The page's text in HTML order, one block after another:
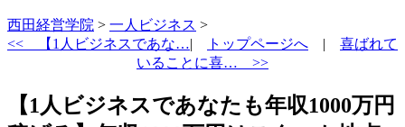
西田経営学院 > 一人ビジネス >
<<
【1人ビジネスであな…| トップページへ | 喜ばれて
いることに喜… >>
【1人ビジネスであなたも年収1000万円